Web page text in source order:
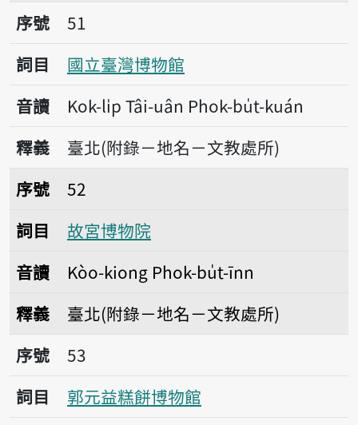
序號51國立臺灣博物館
序號
51
詞目
國立臺灣博物館
音讀
Kok-li̍p Tâi-uân Phok-bu̍t-kuán
釋義
臺北(附錄－地名－文教處所)
序號52故宮博物院
序號
52
詞目
故宮博物院
音讀
Kòo-kiong Phok-bu̍t-īnn
釋義
臺北(附錄－地名－文教處所)
序號53郭元益糕餅博物館
序號
53
詞目
郭元益糕餅博物館